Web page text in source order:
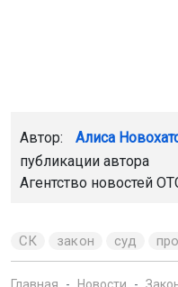
Автор: Алиса
публикации автора
Агентство новостей
СК закон суд
Главная Новости